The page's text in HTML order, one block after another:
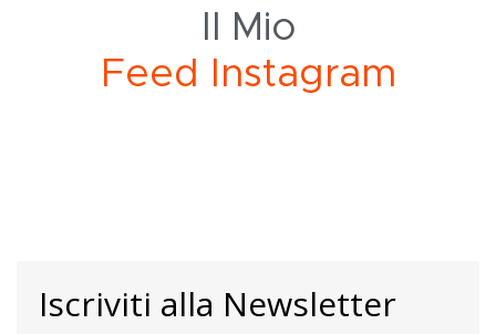
Il Mio
Fe d Instagram
Iscriviti alla Newsletter